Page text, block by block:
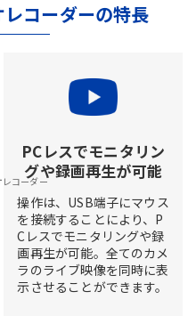
コーダー
コーダーの特長
PCレスでモニタリン
グや録画再生が可能
操作は、USB端子にマウス
を接続することにより、P
Cレスでモニタリングや録
画再生が可能。全てのカメ
ラのライブ映像を同時に表
示させることができます。